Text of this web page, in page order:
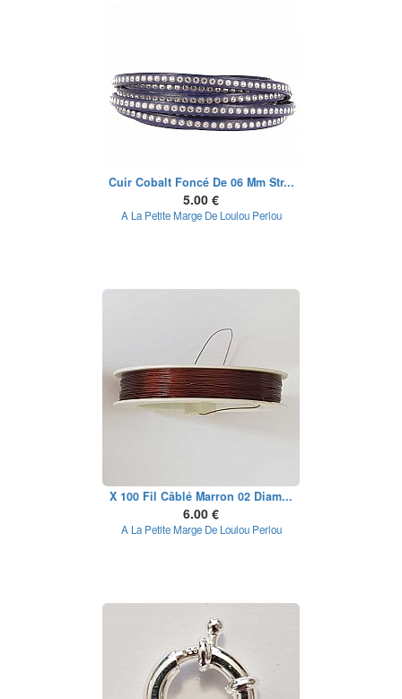
Cuir Cobalt Foncé De 06 Mm Str...
5.00 €
A La Petite Marge De Loulou Perlou
X 100 Fil Câblé Marron 02 Diam...
6.00 €
A La Petite Marge De Loulou Perlou